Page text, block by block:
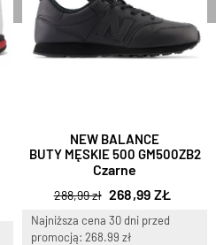
NEW BALANCE
BUTY MĘSKIE 500 GM500ZB2
Czarne
288,99 zł 268,99 ZŁ
Najniższa cena 30 dni przed
promocją: 268.99 zł